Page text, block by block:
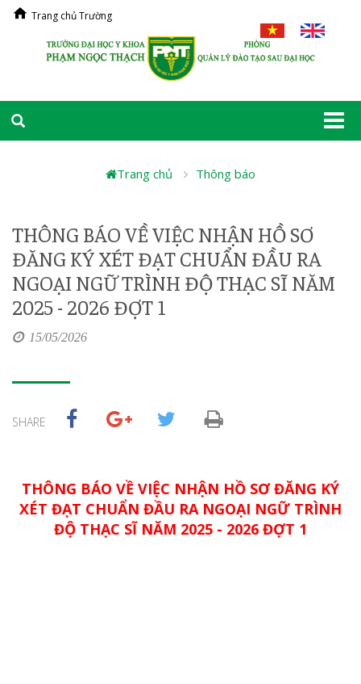
Trang chủ Trường
Trang chủ Thông báo
THÔNG BÁO VỀ VIỆC NHẬN HỒ SƠ
ĐĂNG KÝ XÉT ĐẠT CHUẨN ĐẦU RA
NGOẠI NGỮ TRÌNH ĐỘ THẠC SĨ NĂM
2025 - 2026 ĐỢT 1
15/05/2026
SHARE
THÔNG BÁO VỀ VIỆC NHẬN HỒ SƠ ĐĂNG KÝ
XÉT ĐẠT CHUẨN ĐẦU RA NGOẠI NGỮ TRÌNH
ĐỘ THẠC SĨ NĂM 2025 - 2026 ĐỢT 1